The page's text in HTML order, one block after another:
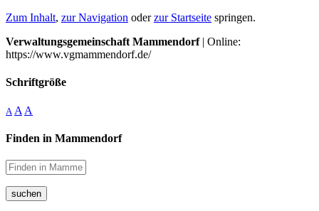
Zum Inhalt, zur Navigation oderzur Startseite springen.
Verwaltungsgemeinschaft Mammendorf| Online:
https://www.vgmammendorf.de/
Schriftgröße
A A A
Finden in Mammendorf
suchen